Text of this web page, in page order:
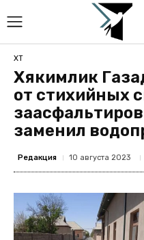
ХТ
Хякимлик
от стихийных
заменил
Редакция 10 августа 2023